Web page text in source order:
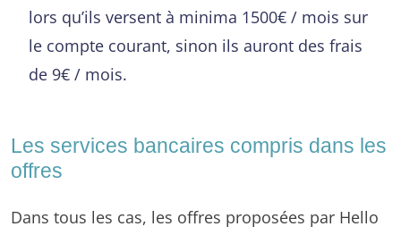
lors qu’ils versent à minima 1500€ / mois sur
le compte courant, sinon ils auront des frais
de 9€ / mois.
Les services bancaires compris dans les
offres
Dans tous les cas, les offres proposées par Hello